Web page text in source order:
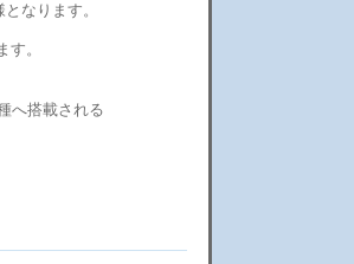
なります。
。
へ搭載される